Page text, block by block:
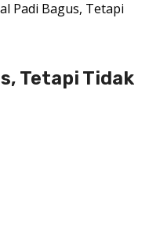
Padi Bagus, Tetapi
Tetapi Tidak